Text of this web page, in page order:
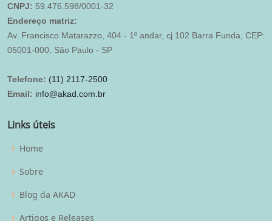
CNPJ: 59.476.598/0001-32
Endereço matriz:
Av. Francisco Matarazzo, 404 - 1º andar, cj 102 Barra Funda, CEP:
05001-000, São Paulo - SP
Telefone: (11) 2117-2500
Email: info@akad.com.br
Links úteis
Home
Sobre
Blog da AKAD
Artigos e Releases